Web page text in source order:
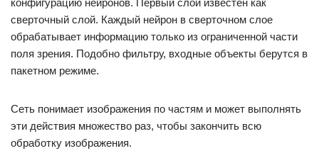
конфигурацию нейронов. Первый слой известен как
сверточный слой. Каждый нейрон в сверточном слое
обрабатывает информацию только из ограниченной части
поля зрения. Подобно фильтру, входные объекты берутся в
пакетном режиме.
Сеть понимает изображения по частям и может выполнять
эти действия множество раз, чтобы закончить всю
обработку изображения.